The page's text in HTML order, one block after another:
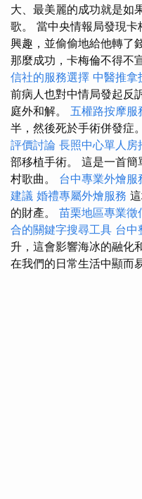
大、最美麗的成功就是如
歌。 當中央情報局發現
興趣，並偷偷地給他轉了
那麼成功，卡梅倫不得不
信社的服務選擇 中醫推拿
前病人也對中情局發起反
庭外和解。 五權路按摩服
半，然後死於手術併發症。
評價討論 長照中心單人房
部移植手術。 這是一首
村歌曲。 台中專業外燴服
建議 婚禮專屬外燴服務
的財產。 苗栗地區專業徵
合的關鍵字搜尋工具 台中
升，這會影響海冰的融化
在我們的日常生活中顯而